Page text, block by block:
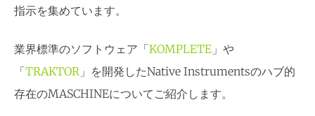
指示を集めています。
業界標準のソフトウェア「KOMPLETE 」や
「TRAKTOR 」を開発したNative Instrumentsのハブ的
存在のMASCHINEについてご紹介します。